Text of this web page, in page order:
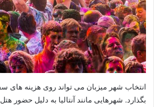
انتخاب شهر میزبان می تواند روی هزینه های
بگذارد. شهرهایی مانند آنتالیا به دلیل حضور